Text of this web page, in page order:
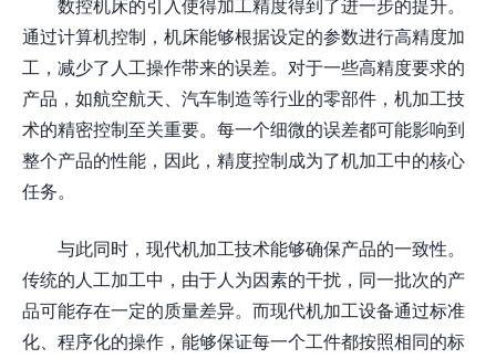
数控机床的引入使得加工精度得到了进一步的提升。
通过计算机控制，机床能够根据设定的参数进行高精度加
工，减少了人工操作带来的误差。对于一些高精度要求的
产品，如航空航天、汽车制造等行业的零部件，机加工技
术的精密控制至关重要。每一个细微的误差都可能影响到
整个产品的性能，因此，精度控制成为了机加工中的核心
任务。
与此同时，现代机加工技术能够确保产品的一致性。
传统的人工加工中，由于人为因素的干扰，同一批次的产
品可能存在一定的质量差异。而现代机加工设备通过标准
化、程序化的操作，能够保证每一个工件都按照相同的标